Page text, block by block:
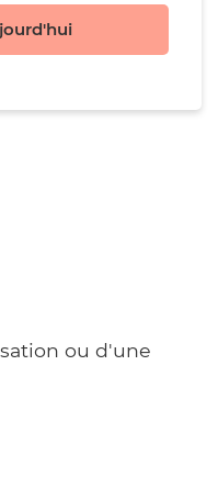
ou d'une